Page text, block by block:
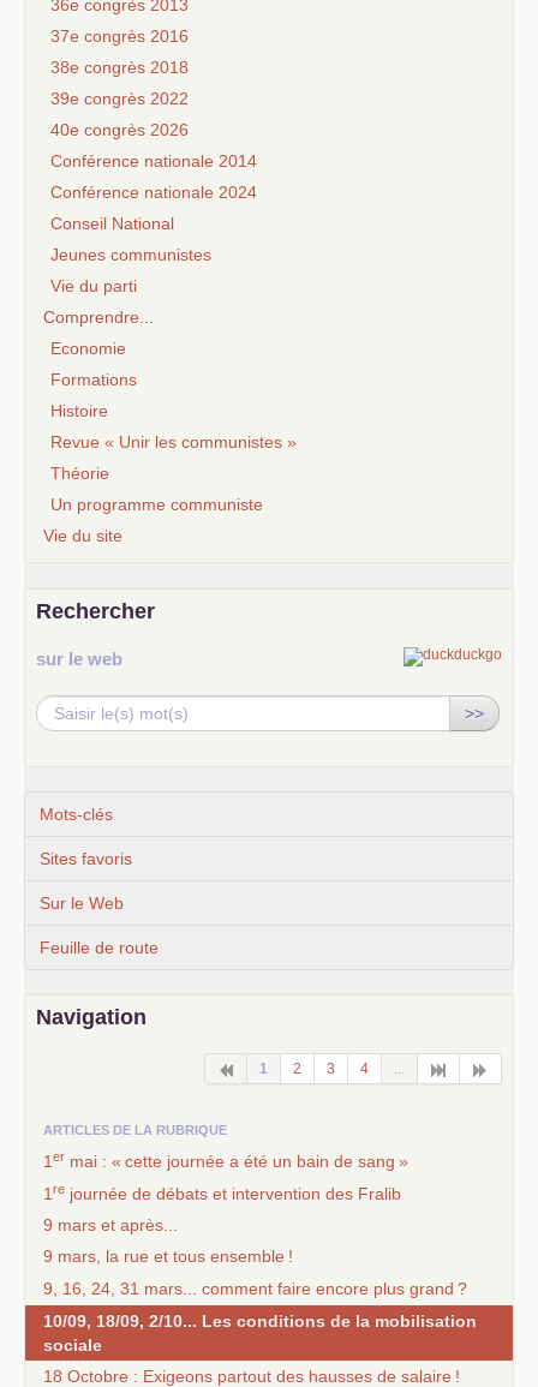
36e congrès 2013
37e congrès 2016
38e congrès 2018
39e congrès 2022
40e congrès 2026
Conférence nationale 2014
Conférence nationale 2024
Conseil National
Jeunes communistes
Vie du parti
Comprendre...
Economie
Formations
Histoire
Revue « Unir les communistes »
Théorie
Un programme communiste
Vie du site
Rechercher
sur le web
>>
Mots-clés
Sites favoris
Sur le Web
Feuille de route
Navigation
1 2 3 4 ...
ARTICLES DE LA RUBRIQUE
1 er mai : « cette journée a été un bain de sang »
1 re journée de débats et intervention des Fralib
9 mars et après...
9 mars, la rue et tous ensemble !
9, 16, 24, 31 mars... comment faire encore plus grand ?
10/09, 18/09, 2/10... Les conditions de la mobilisation
sociale
18 Octobre : Exigeons partout des hausses de salaire !